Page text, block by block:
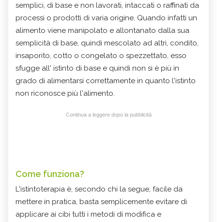
semplici, di base e non lavorati, intaccati o raffinati da
processi o prodotti di varia origine. Quando infatti un
alimento viene manipolato e allontanato dalla sua
semplicità di base, quindi mescolato ad altri, condito,
insaporito, cotto o congelato o spezzettato, esso
sfugge all' istinto di base e quindi non si è più in
grado di alimentarsi correttamente in quanto l'istinto
non riconosce più l'alimento.
Continua a leggere dopo la pubblicità
Come funziona?
L'istintoterapia è, secondo chi la segue, facile da
mettere in pratica, basta semplicemente evitare di
applicare ai cibi tutti i metodi di modifica e